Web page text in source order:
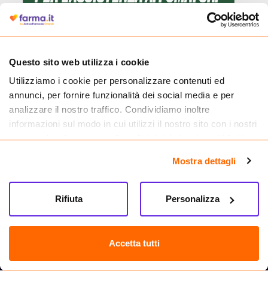
Questo sito web utilizza i cookie
Utilizziamo i cookie per personalizzare contenuti ed
annunci, per fornire funzionalità dei social media e per
analizzare il nostro traffico. Condividiamo inoltre
informazioni sul modo in cui utilizzi il nostro sito con i nostri
partner che si occupano di analisi dei dati web, pubblicità e
informazioni che hai fornito loro o che hanno raccolto dal
tuo utilizzo dei loro servizi.
Mostra dettagli
Accetta tutti
Personalizza
Rifiuta
Cliccando il badge, puoi verificare che Farma.it è un'entità regolarmente
autorizzata dal Ministero della Salute a effettuare la vendita online di
medicinali.